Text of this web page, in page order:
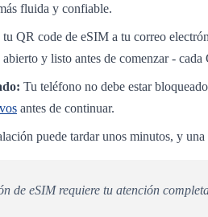
fluida y confiable.
QR code de eSIM a tu correo
y listo antes de comenzar -
Tu teléfono no debe estar
antes de continuar.
puede tardar unos minutos, y
de eSIM requiere tu atención